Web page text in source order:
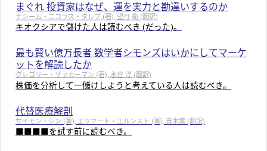
まぐれ 投資家はなぜ、運を実力と勘違いするのか
ナシーム・ニコラス・タレブ (著), 望月 衛 (翻訳)
キオクシアで儲けた人は読むべき (だった)。
最も賢い億万長者 数学者シモンズはいかにしてマーケ
ットを解読したか
グレゴリー・ザッカーマン (著), 水谷 淳 (翻訳)
株価を分析して一儲けしようと考えている人は読むべき。
代替医療解剖
サイモン・シン (著), エツァート・エルンスト (著), 青木薫 (翻訳)
■■■■を試す前に読むべき。